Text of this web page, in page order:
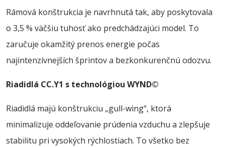
Rámová konštrukcia je navrhnutá tak, aby poskytovala
o 3,5 % väčšiu tuhosť ako predchádzajúci model. To
zaručuje okamžitý prenos energie počas
najintenzívnejších šprintov a bezkonkurenčnú odozvu.
Riadidlá CC.Y1 s technológiou WYND©
Riadidlá majú konštrukciu „gull-wing“, ktorá
minimalizuje oddeľovanie prúdenia vzduchu a zlepšuje
stabilitu pri vysokých rýchlostiach. To všetko bez